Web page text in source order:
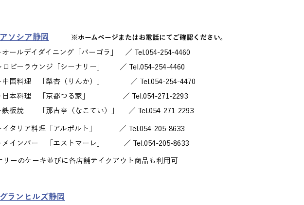
ソシア静岡 ※ホームページまたはお電話にてご確認ください。
オールデイダイニング「パーゴラ」 ／ Tel.054-254-4460
ビーラウンジ「シーナリー」 ／ Tel.054-254-4460
✧中国料理 「梨杏（りんか）」 ／ Tel.054-254-4470
日本料理 「京都つる家」 ／ Tel.054-271-2293
板焼 「那古亭（なこてい）」 ／ Tel.054-271-2293
✧イタリア料理「アルポルト」 ／ Tel.054-205-8633
インバー 「エストマーレ」 ／ Tel.054-205-8633
ーのケーキ並びに各店舗テイクアウト商品も利用可
ランヒルズ静岡